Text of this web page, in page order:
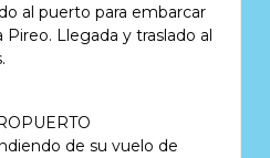
al puerto para embarcar
Llegada y traslado al
de su vuelo de